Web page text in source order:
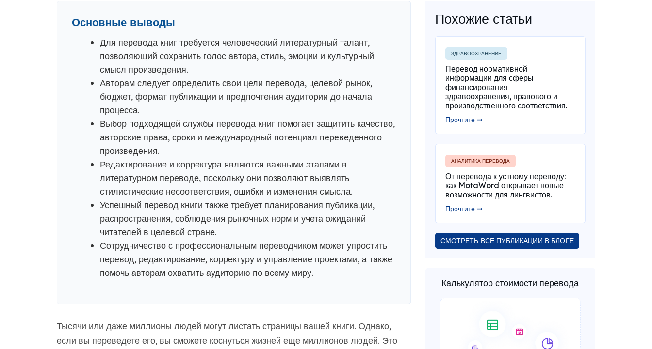
Основные выводы
Для перевода книг требуется человеческий литературный талант,
позволяющий сохранить голос автора, стиль, эмоции и культурный
смысл произведения.
Авторам следует определить свои цели перевода, целевой рынок,
бюджет, формат публикации и предпочтения аудитории до начала
процесса.
Выбор подходящей службы перевода книг помогает защитить качество,
авторские права, сроки и международный потенциал переведенного
произведения.
Редактирование и корректура являются важными этапами в
литературном переводе, поскольку они позволяют выявлять
стилистические несоответствия, ошибки и изменения смысла.
Успешный перевод книги также требует планирования публикации,
распространения, соблюдения рыночных норм и учета ожиданий
читателей в целевой стране.
Сотрудничество с профессиональным переводчиком может упростить
перевод, редактирование, корректуру и управление проектами, а также
помочь авторам охватить аудиторию по всему миру.
Тысячи или даже миллионы людей могут листать страницы вашей книги. Однако,
если вы переведете его, вы сможете коснуться жизней еще миллионов людей. Это
Похожие статьи
ЗДРАВООХРАНЕНИЕ
Перевод нормативной
информации для сферы
финансирования
здравоохранения, правового и
производственного соответствия.
Прочтите ➞
АНАЛИТИКА ПЕРЕВОДА
От перевода к устному переводу:
как MotaWord открывает новые
возможности для лингвистов.
Прочтите ➞
СМОТРЕТЬ ВСЕ ПУБЛИКАЦИИ В БЛОГЕ
Калькулятор стоимости перевода